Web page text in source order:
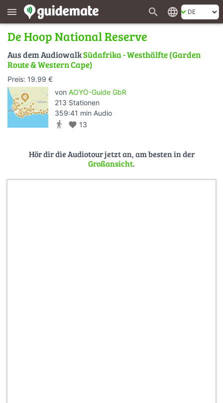
menu search language
De Hoop National Reserve
Aus dem AudiowalkSüdafrika - Westhälfte (Garden
Route & Western Cape)
Preis: 19.99 €
von AOYO-Guide GbR
213 Stationen
359:41 min Audio
directions_walk favorite 13
Hör dir die Audiotour jetzt an, am besten in der
Großansicht.